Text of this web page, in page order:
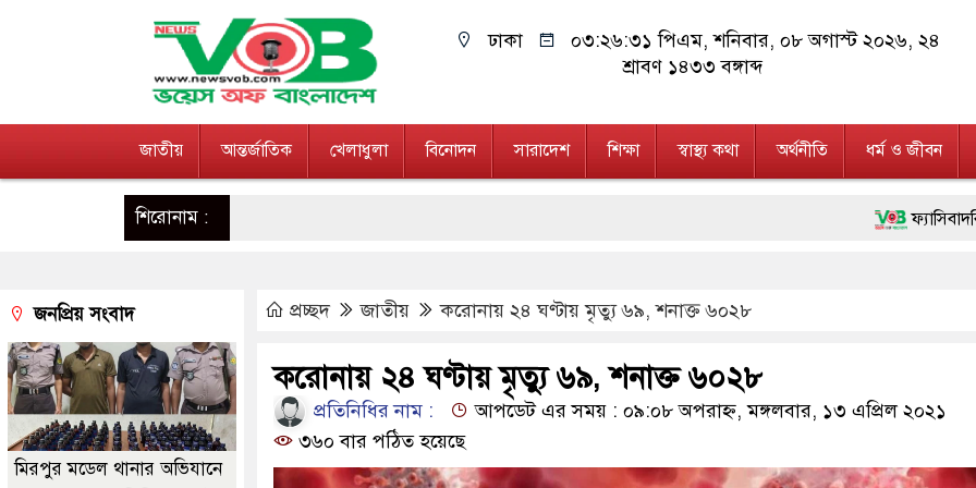
ঢাকা ০৩:২৬:৩২ পিএম, শনিবার, ০৮ অগাস্ট ২০২৬, ২৪
শ্রাবণ ১৪৩৩ বঙ্গাব্দ
জাতীয় আন্তর্জাতিক খেলাধুলা বিনোদন সারাদেশ শিক্ষা স্বাস্থ্য কথা অর্থনীতি ধর্ম ও জীবন
শিরোনাম : ফ্যাসিবাদবিরোধী
জনগণ পরিবর্তন চেয়েছে
২৮ লাখ টাকার জাল
নেতৃত্ব ও গণতন্ত্রের
অবৈধ বিদেশি পিস্তল,
প্রচ্ছদ জাতীয় করোনায় ২৪ ঘণ্টায় মৃত্যু ৬৯, শনাক্ত ৬০২৮
করোনায় ২৪ ঘণ্টায় মৃত্যু ৬৯, শনাক্ত ৬০২৮
প্রতিনিধির নাম :
আপডেট এর সময় : ০৯:০৮ অপরাহ্ন, মঙ্গলবার, ১৩ এপ্রিল ২০২১
৩৬০ বার পঠিত হয়েছে
জনপ্রিয় সংবাদ
মিরপুর মডেল থানার অভিযানে